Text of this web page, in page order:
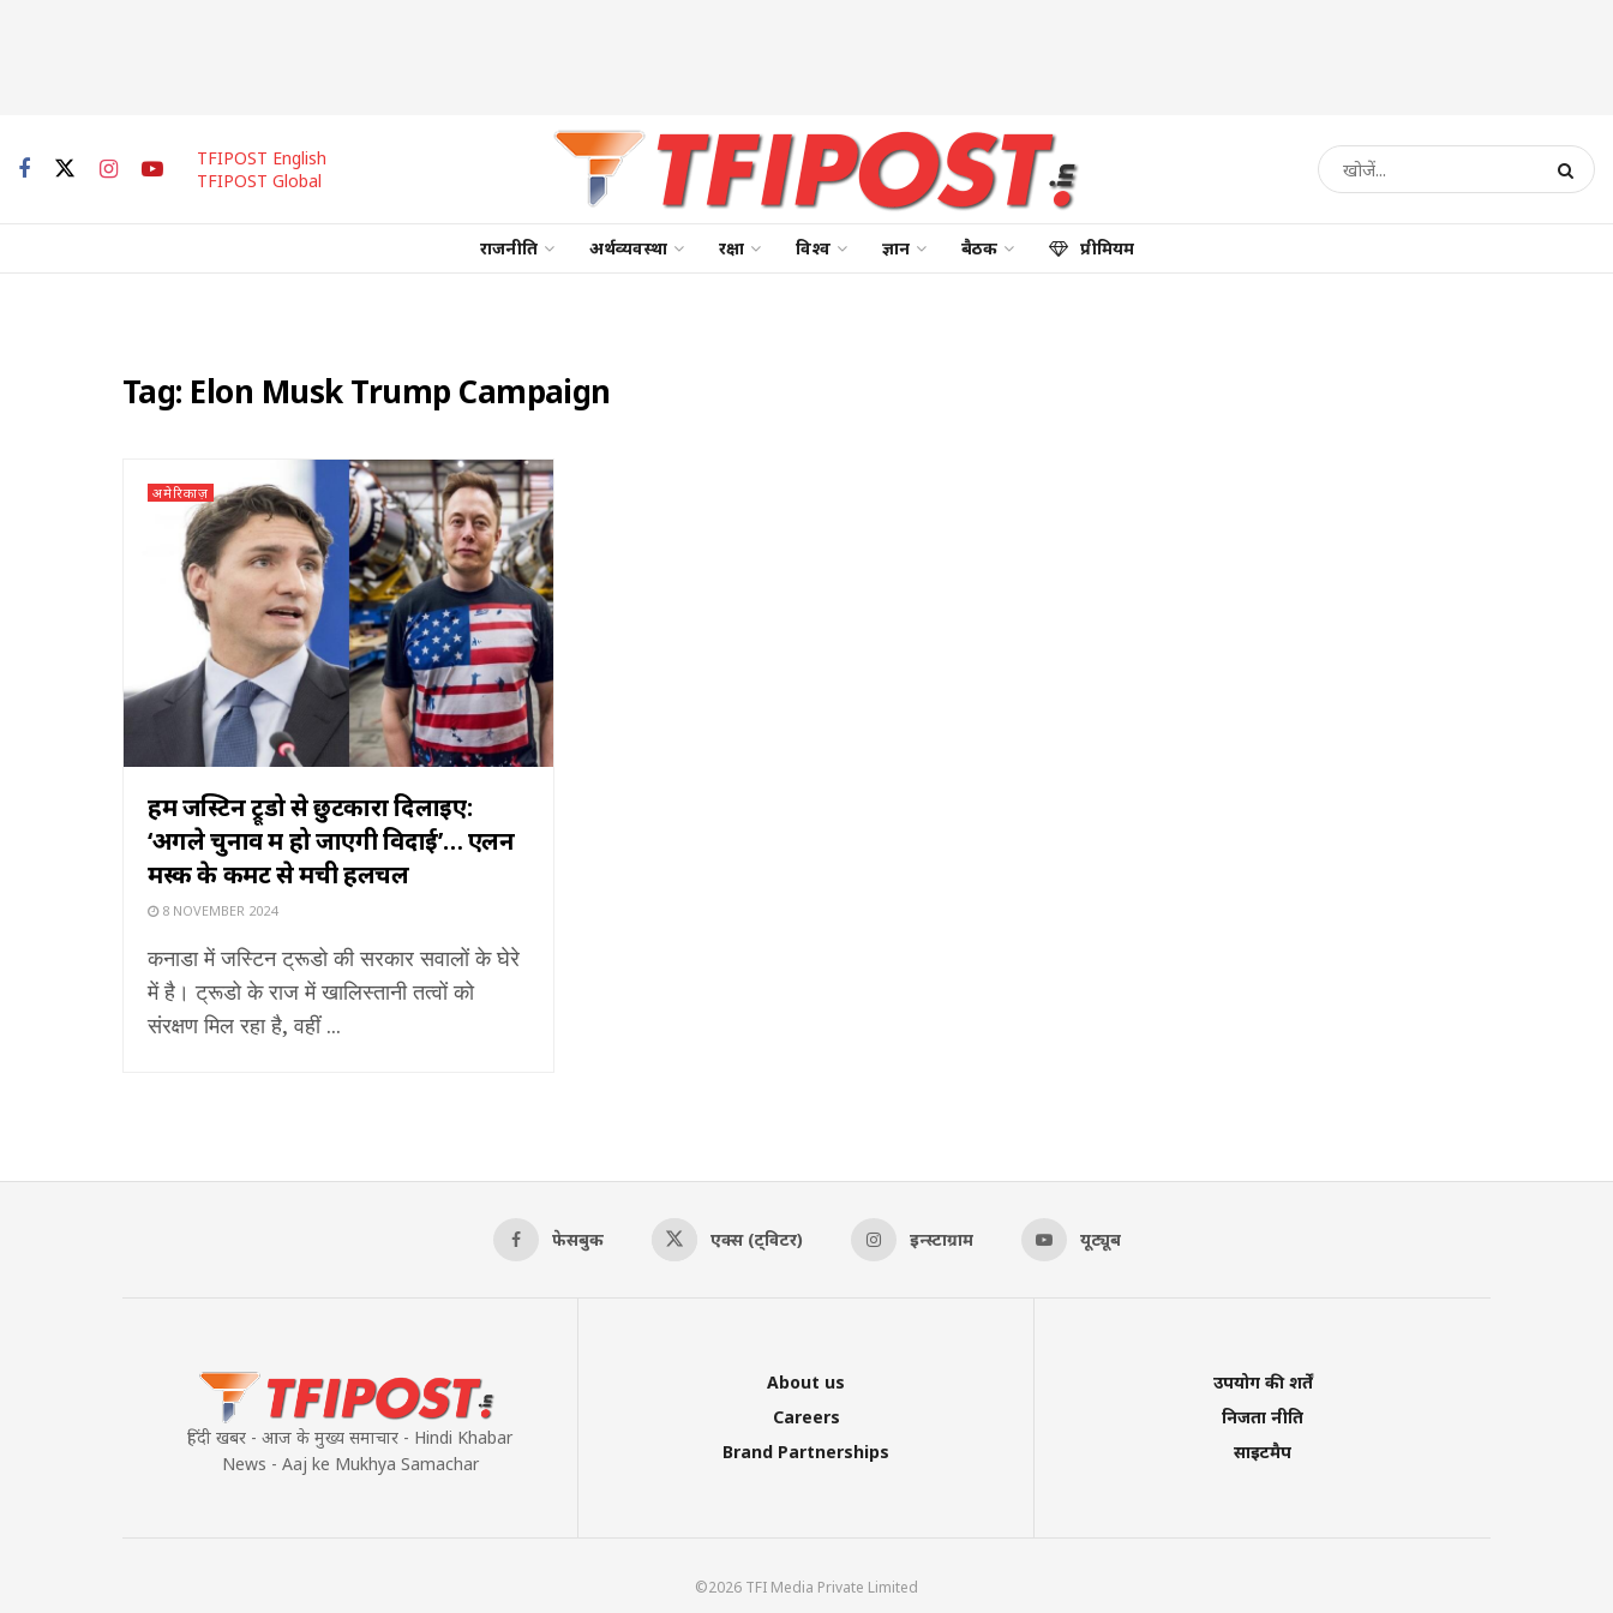
TFIPOST English
TFIPOST Global
राजनीति अर्थव्यवस्था रक्षा विश्व ज्ञान बैठक प्रीमियम
Tag: Elon Musk Trump Campaign
अमेरिकाज़
हमें जस्टिन ट्रूडो से छुटकारा दिलाइए:
‘अगले चुनाव में हो जाएगी विदाई’… एलन
मस्क के कमेंट से मची हलचल
8 NOVEMBER 2024
कनाडा में जस्टिन ट्रूडो की सरकार सवालों के घेरे
में है। ट्रूडो के राज में खालिस्तानी तत्वों को
संरक्षण मिल रहा है, वहीं ...
फेसबुक एक्स (ट्विटर) इन्स्टाग्राम यूट्यूब
हिंदी खबर - आज के मुख्य समाचार - Hindi Khabar
News - Aaj ke Mukhya Samachar
About us
Careers
Brand Partnerships
उपयोग की शर्तें
निजता नीति
साइटमैप
©2026 TFI Media Private Limited